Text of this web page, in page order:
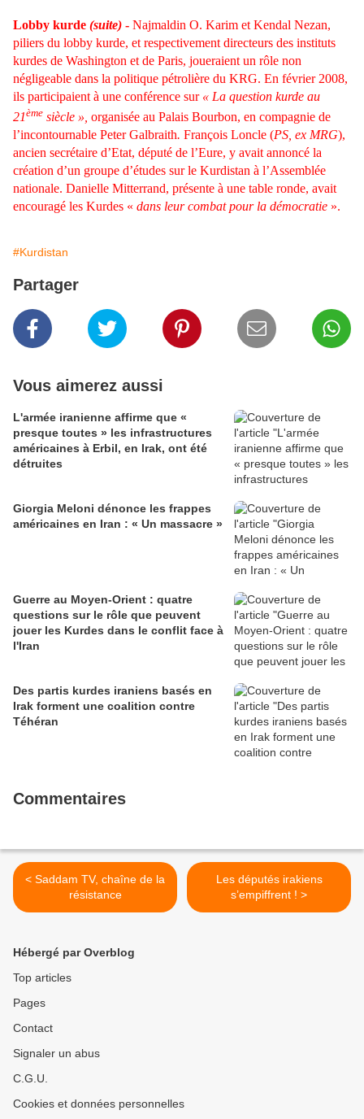
Lobby kurde (suite) - Najmaldin O. Karim et Kendal Nezan,
piliers du lobby kurde, et respectivement directeurs des instituts
kurdes de Washington et de Paris, joueraient un rôle non
négligeable dans la politique pétrolière du KRG. En février 2008,
ils participaient à une conférence sur « La question kurde au
21ème siècle », organisée au Palais Bourbon, en compagnie de
l’incontournable Peter Galbraith. François Loncle (PS, ex MRG),
ancien secrétaire d’Etat, député de l’Eure, y avait annoncé la
création d’un groupe d’études sur le Kurdistan à l’Assemblée
nationale. Danielle Mitterrand, présente à une table ronde, avait
encouragé les Kurdes « dans leur combat pour la démocratie ».
#Kurdistan
Partager
Vous aimerez aussi
L'armée iranienne affirme que «
presque toutes » les infrastructures
américaines à Erbil, en Irak, ont été
détruites
Giorgia Meloni dénonce les frappes
américaines en Iran : « Un massacre »
Guerre au Moyen-Orient : quatre
questions sur le rôle que peuvent
jouer les Kurdes dans le conflit face à
l'Iran
Des partis kurdes iraniens basés en
Irak forment une coalition contre
Téhéran
Commentaires
< Saddam TV, chaîne de la
résistance
Les députés irakiens
s’empiffrent ! >
Hébergé par Overblog
Top articles
Pages
Contact
Signaler un abus
C.G.U.
Cookies et données personnelles